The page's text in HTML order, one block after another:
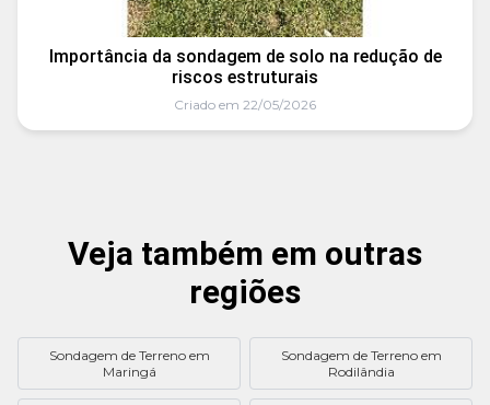
Importância da sondagem de solo na redução de
riscos estruturais
Criado em 22/05/2026
Veja também em outras
regiões
Sondagem de Terreno em
Maringá
Sondagem de Terreno em
Rodilândia